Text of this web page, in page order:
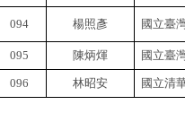
094 楊照彥 國立臺
095 陳炳煇 國立臺
096 林昭安 國立清